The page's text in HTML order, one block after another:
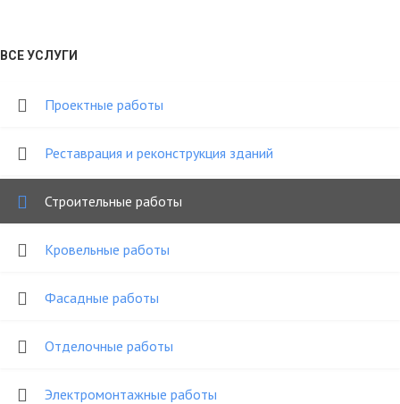
ВСЕ УСЛУГИ
Проектные работы
Реставрация и реконструкция зданий
Строительные работы
Кровельные работы
Фасадные работы
Отделочные работы
Электромонтажные работы